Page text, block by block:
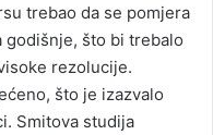
trebao da se pomjera
godišnje, što bi trebalo
rezolucije.
što je izazvalo
Smitova studija